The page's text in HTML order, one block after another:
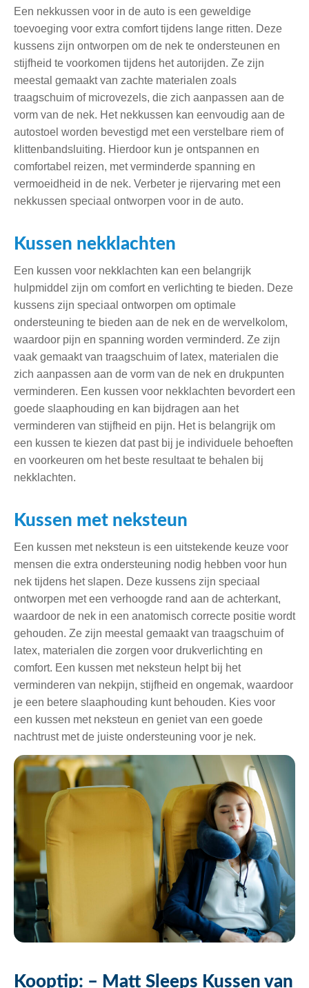
Een nekkussen voor in de auto is een geweldige
toevoeging voor extra comfort tijdens lange ritten. Deze
kussens zijn ontworpen om de nek te ondersteunen en
stijfheid te voorkomen tijdens het autorijden. Ze zijn
meestal gemaakt van zachte materialen zoals
traagschuim of microvezels, die zich aanpassen aan de
vorm van de nek. Het nekkussen kan eenvoudig aan de
autostoel worden bevestigd met een verstelbare riem of
klittenbandsluiting. Hierdoor kun je ontspannen en
comfortabel reizen, met verminderde spanning en
vermoeidheid in de nek. Verbeter je rijervaring met een
nekkussen speciaal ontworpen voor in de auto.
Kussen nekklachten
Een kussen voor nekklachten kan een belangrijk
hulpmiddel zijn om comfort en verlichting te bieden. Deze
kussens zijn speciaal ontworpen om optimale
ondersteuning te bieden aan de nek en de wervelkolom,
waardoor pijn en spanning worden verminderd. Ze zijn
vaak gemaakt van traagschuim of latex, materialen die
zich aanpassen aan de vorm van de nek en drukpunten
verminderen. Een kussen voor nekklachten bevordert een
goede slaaphouding en kan bijdragen aan het
verminderen van stijfheid en pijn. Het is belangrijk om
een kussen te kiezen dat past bij je individuele behoeften
en voorkeuren om het beste resultaat te behalen bij
nekklachten.
Kussen met neksteun
Een kussen met neksteun is een uitstekende keuze voor
mensen die extra ondersteuning nodig hebben voor hun
nek tijdens het slapen. Deze kussens zijn speciaal
ontworpen met een verhoogde rand aan de achterkant,
waardoor de nek in een anatomisch correcte positie wordt
gehouden. Ze zijn meestal gemaakt van traagschuim of
latex, materialen die zorgen voor drukverlichting en
comfort. Een kussen met neksteun helpt bij het
verminderen van nekpijn, stijfheid en ongemak, waardoor
je een betere slaaphouding kunt behouden. Kies voor
een kussen met neksteun en geniet van een goede
nachtrust met de juiste ondersteuning voor je nek.
Kooptip: – Matt Sleeps Kussen van